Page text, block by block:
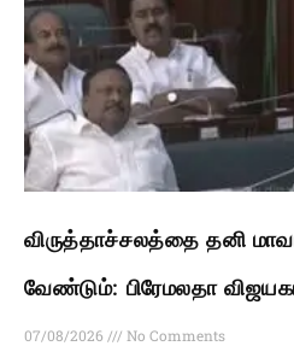
விருத்தாச்சலத்தை தனி
வேண்டும்: பிரேமலதா
07/08/2026
No Comments